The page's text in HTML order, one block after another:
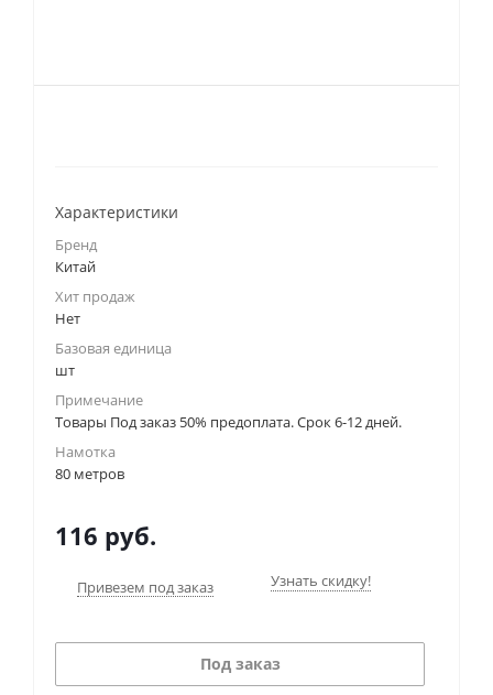
Характеристики
Бренд
Китай
Хит продаж
Нет
Базовая единица
шт
Примечание
Товары Под заказ 50% предоплата. Срок 6-12 дней.
Намотка
80 метров
116 руб.
Привезем под заказ Узнать скидку!
Под заказ